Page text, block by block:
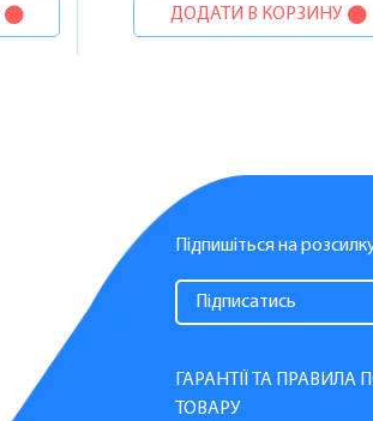
ДОДАТИ В КОРЗИНУ
Підпишіться на
ГАРАНТІЇ ТА ПРАВИЛА
ТОВАРУ